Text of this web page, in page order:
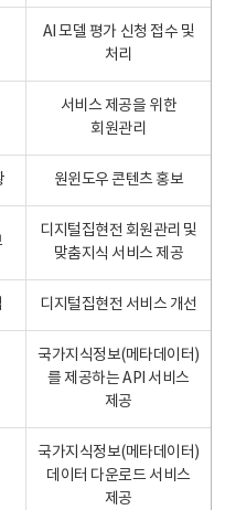
AI 모델 평가 신청 접수 및
처리
서비스 제공을 위한
회원관리
원윈도우 콘텐츠 홍보
디지털집현전 회원관리 및
맞춤지식 서비스 제공
디지털집현전 서비스 개선
국가지식정보(메타데이터)
를 제공하는 API 서비스
제공
국가지식정보(메타데이터)
데이터 다운로드 서비스
제공